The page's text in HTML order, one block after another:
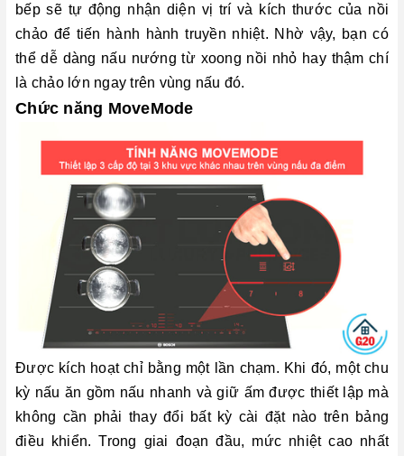
bếp sẽ tự động nhận diện vị trí và kích thước của nồi
chảo để tiến hành hành truyền nhiệt. Nhờ vậy, bạn có
thể dễ dàng nấu nướng từ xoong nồi nhỏ hay thậm chí
là chảo lớn ngay trên vùng nấu đó.
Chức năng MoveMode
Được kích hoạt chỉ bằng một lần chạm. Khi đó, một chu
kỳ nấu ăn gồm nấu nhanh và giữ ấm được thiết lập mà
không cần phải thay đổi bất kỳ cài đặt nào trên bảng
điều khiển. Trong giai đoạn đầu, mức nhiệt cao nhất